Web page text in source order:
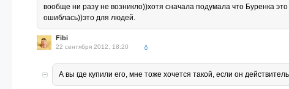
вообще ни разу не возникло))хотя сначала подумала что Буренка
ошиблась))это для людей.
Fibi
22 сентября 2012, 18:20
А вы где купили его, мне тоже хочется такой, если он